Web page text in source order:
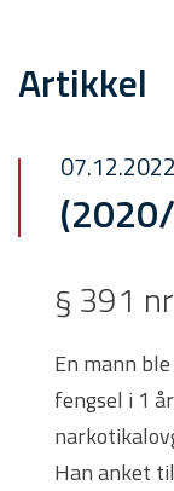
Artikkel
07.12.2022
§ 391
En mann
fengsel i 1
Han anket